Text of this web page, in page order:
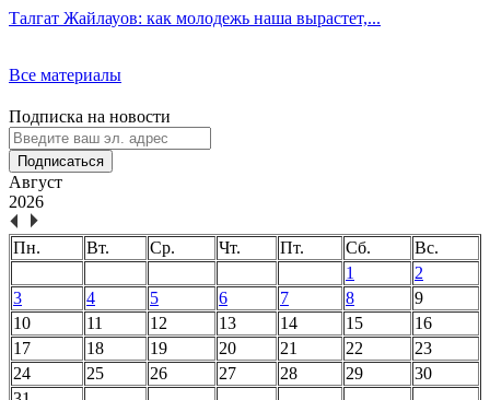
Талгат Жайлауов: как молодежь наша вырастет,...
Все материалы
Подписка на новости
Подписаться
Август
2026
Пн. Вт. Ср. Чт. Пт. Сб.
Вс.
1
2
3
4 5 6 7 8
9
10
11 12 13 14 15
16
17
18 19 20 21 22
23
24
25 26 27 28 29
30